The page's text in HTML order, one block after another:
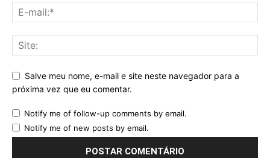
Salve meu nome, e-mail e site neste navegador para a
próxima vez que eu comentar.
Notify me of follow-up comments by email.
Notify me of new posts by email.